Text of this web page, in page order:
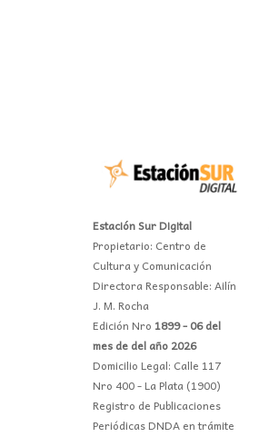
Estación Sur Digital
Propietario: Centro de
Cultura y Comunicación
Directora Responsable: Ailín
J. M. Rocha
Edición Nro 1899 - 06 del
mes de del año 2026
Domicilio Legal: Calle 117
Nro 400 - La Plata (1900)
Registro de Publicaciones
Periódicas DNDA en trámite